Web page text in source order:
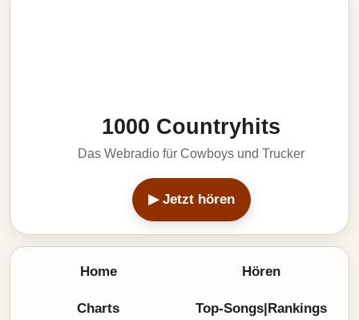
1000 Countryhits
Das Webradio für Cowboys und Trucker
▶ Jetzt hören
Home Hören
Charts Top-Songs|Rankings